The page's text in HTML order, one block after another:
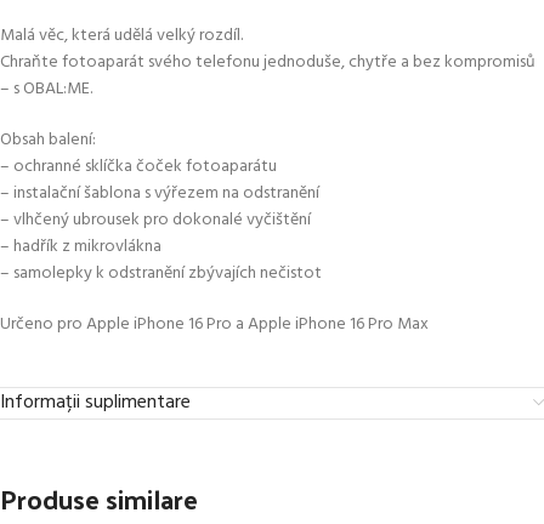
Malá věc, která udělá velký rozdíl.
Chraňte fotoaparát svého telefonu jednoduše, chytře a bez kompromisů
– s OBAL:ME.
Obsah balení:
– ochranné sklíčka čoček fotoaparátu
– instalační šablona s výřezem na odstranění
– vlhčený ubrousek pro dokonalé vyčištění
– hadřík z mikrovlákna
– samolepky k odstranění zbývajích nečistot
Určeno pro Apple iPhone 16 Pro a Apple iPhone 16 Pro Max
Informații suplimentare
Produse similare